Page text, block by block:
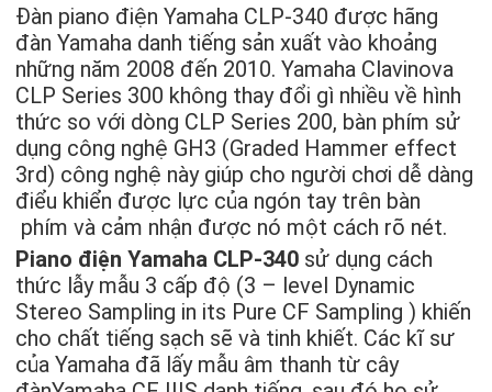
Đàn piano điện Yamaha CLP-340 được hãng
đàn Yamaha danh tiếng sản xuất vào khoảng
những năm 2008 đến 2010. Yamaha Clavinova
CLP Series 300 không thay đổi gì nhiều về hình
thức so với dòng CLP Series 200, bàn phím sử
dụng công nghệ GH3 (Graded Hammer effect
3rd) công nghệ này giúp cho người chơi dễ dàng
điểu khiển được lực của ngón tay trên bàn
phím và cảm nhận được nó một cách rõ nét.
Piano điện Yamaha CLP-340 sử dụng cách
thức lẫy mẫu 3 cấp độ (3 – level Dynamic
Stereo Sampling in its Pure CF Sampling ) khiến
cho chất tiếng sạch sẽ và tinh khiết. Các kĩ sư
của Yamaha đã lấy mẫu âm thanh từ cây